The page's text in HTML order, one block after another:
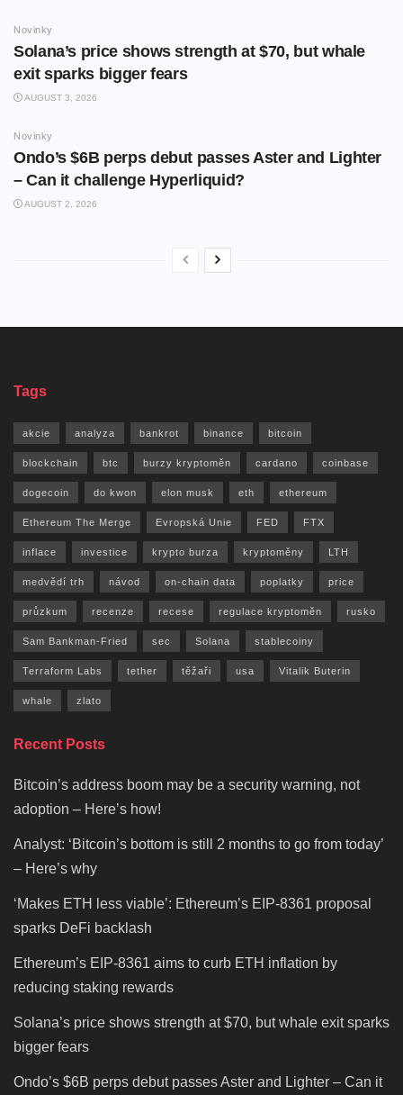
Novinky
Solana’s price shows strength at $70, but whale
exit sparks bigger fears
AUGUST 3, 2026
Novinky
Ondo’s $6B perps debut passes Aster and Lighter
– Can it challenge Hyperliquid?
AUGUST 2, 2026
Tags
akcie analyza bankrot binance bitcoin
blockchain btc burzy kryptoměn cardano coinbase
dogecoin do kwon elon musk eth ethereum
Ethereum The Merge Evropská Unie FED FTX
inflace investice krypto burza kryptoměny LTH
medvědí trh návod on-chain data poplatky price
průzkum recenze recese regulace kryptoměn rusko
Sam Bankman-Fried sec Solana stablecoiny
Terraform Labs tether těžaři usa Vitalik Buterin
whale zlato
Recent Posts
Bitcoin’s address boom may be a security warning, not
adoption – Here’s how!
Analyst: ‘Bitcoin’s bottom is still 2 months to go from today’
– Here’s why
‘Makes ETH less viable’: Ethereum’s EIP-8361 proposal
sparks DeFi backlash
Ethereum’s EIP-8361 aims to curb ETH inflation by
reducing staking rewards
Solana’s price shows strength at $70, but whale exit sparks
bigger fears
Ondo’s $6B perps debut passes Aster and Lighter – Can it